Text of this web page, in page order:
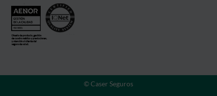
© Caser Seguros